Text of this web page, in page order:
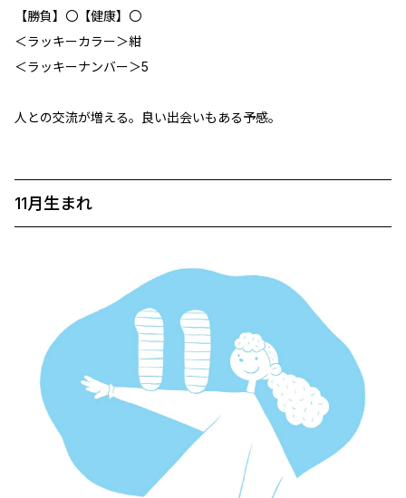
【勝負】〇【健康】〇
＜ラッキーカラー＞紺
＜ラッキーナンバー＞5
人との交流が増える。良い出会いもある予感。
11月生まれ